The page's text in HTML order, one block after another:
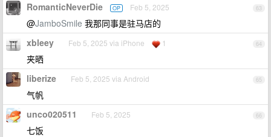
63
RomanticNeverDie OP Feb 5, 2025
@JamboSmile 我那同事是驻马店的
64
xbleey Feb 5, 2025 via iPhone 1
夹晒
65
liberize Feb 5, 2025 via Android
气帆
66
unco020511 Feb 5, 2025
七饭